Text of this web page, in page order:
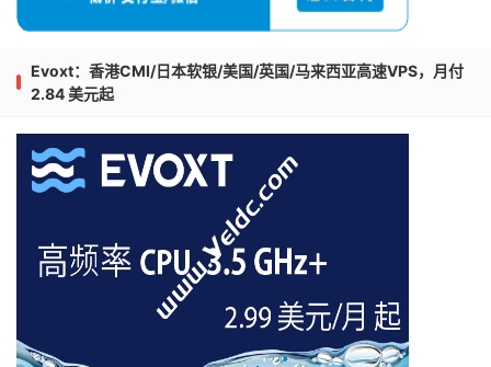
Evoxt：香港CMI/日本软银/美国/英国/马来西亚高速VPS，月付
2.84 美元起